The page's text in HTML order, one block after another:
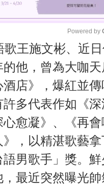
t
Powered by
歌王施文彬、近日
的他，曾為大咖
酒店》，爆紅並
多代表作如《深
心愈凝》、《再
，以精湛歌藝
語男歌手」獎。
最近突然曝光